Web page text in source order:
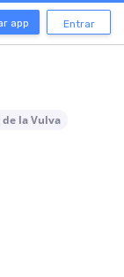
app Entrar
de la Vulva